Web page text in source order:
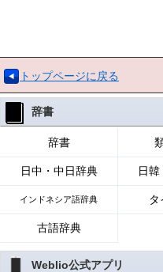
トップページに戻る
辞書
辞書
日中・中日辞典 日
インドネシア語辞典
古語辞典
Weblio公式アプリ